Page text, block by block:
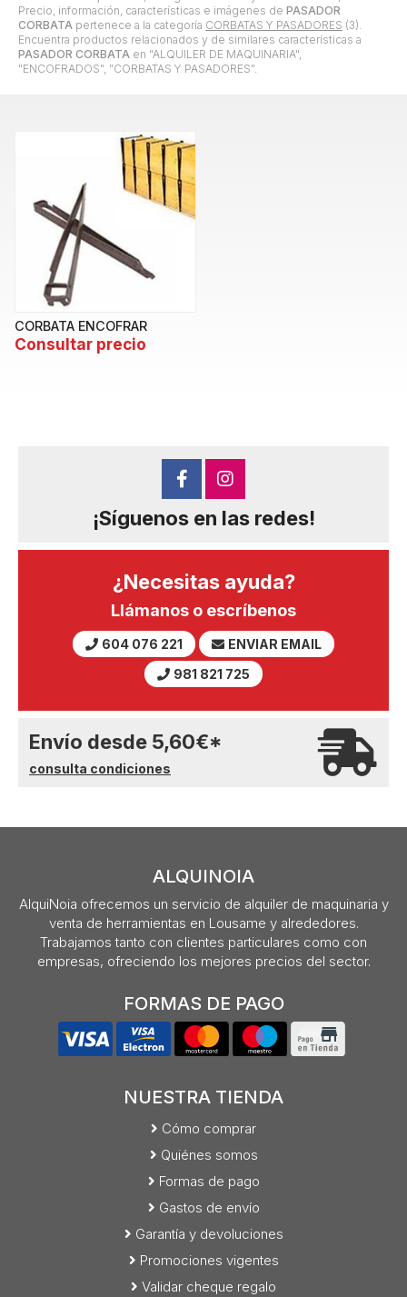
Precio, información, características e imágenes de PASADOR
CORBATA pertenece a la categoría CORBATAS Y PASADORES (3).
Encuentra productos relacionados y de similares características a
PASADOR CORBATA en "ALQUILER DE MAQUINARIA",
"ENCOFRADOS", "CORBATAS Y PASADORES".
CORBATA ENCOFRAR
Consultar precio
¡Síguenos en las redes!
¿Necesitas ayuda?
Llámanos o escríbenos
604 076 221
ENVIAR EMAIL
981 821 725
Envío desde 5,60€*
consulta condiciones
ALQUINOIA
AlquiNoia ofrecemos un servicio de alquiler de maquinaria y
venta de herramientas en Lousame y alrededores.
Trabajamos tanto con clientes particulares como con
empresas, ofreciendo los mejores precios del sector.
FORMAS DE PAGO
NUESTRA TIENDA
Cómo comprar
Quiénes somos
Formas de pago
Gastos de envío
Garantía y devoluciones
Promociones vigentes
Validar cheque regalo